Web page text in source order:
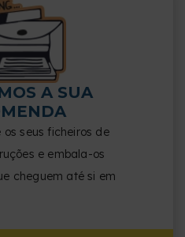
A SUA
os seus ficheiros de
e embala-os
cheguem até si em